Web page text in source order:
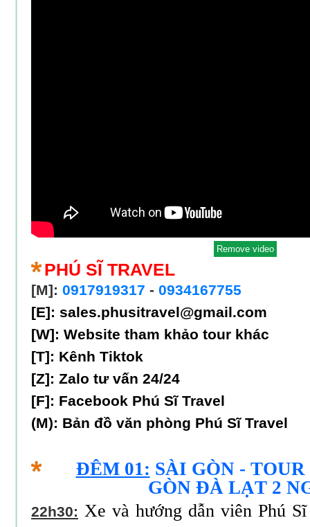
PHÚ SĨ TRAVEL
[M]: 0917919317 - 0934167755
[E]: sales.phusitravel@gmail.com
[W]: Website tham khảo tour khác
[T]: Kênh Tiktok
[Z]: Zalo tư vấn 24/24
[F]: Facebook Phú Sĩ Travel
(M): Bản đồ văn phòng Phú Sĩ Travel
ĐÊM 01: SÀI GÒN -
GÒN ĐÀ LẠT 2
22h30: Xe và hướng dẫn viên Phú